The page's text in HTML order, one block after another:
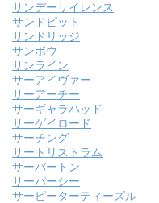
サンデーサイレンス
サンドピット
サンドリッジ
サンボウ
サンライン
サーアイヴァー
サーアーチー
サーギャラハッド
サーゲイロード
サーチング
サートリストラム
サーバートン
サーパーシー
サーピーターティーズル